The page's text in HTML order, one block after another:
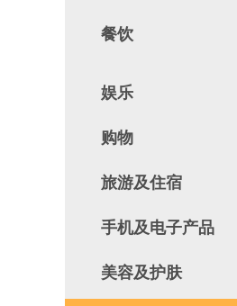
餐饮
娱乐
购物
旅游及住宿
手机及电子产品
美容及护肤